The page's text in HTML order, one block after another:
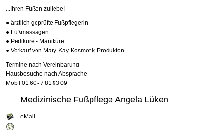
...Ihren Füßen zuliebe!
● ärztlich geprüfte Fußpflegerin
● Fußmassagen
● Pediküre - Maniküre
● Verkauf von Mary-Kay-Kosmetik-Produkten
Termine nach Vereinbarung
Hausbesuche nach Absprache
Mobil 01 60 - 7 81 93 09
Medizinische Fußpflege Angela Lüken
eMail: